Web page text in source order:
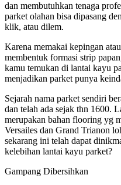
dan membutuhkan tenaga
parket olahan bisa dipasang
klik, atau dilem.
Karena memakai kepingan
membentuk formasi strip
kamu temukan di lantai kayu
menjadikan parket punya
Sejarah nama parket sendiri
dan telah ada sejak thn 1600.
merupakan bahan flooring yg
Versailes dan Grand Trianon
sekarang ini telah dapat
kelebihan lantai kayu parket?
Gampang Dibersihkan